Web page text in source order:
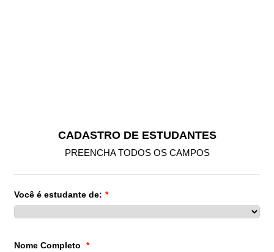
CADASTRO DE ESTUDANTES
PREENCHA TODOS OS CAMPOS
Você é estudante de: *
Nome Completo *